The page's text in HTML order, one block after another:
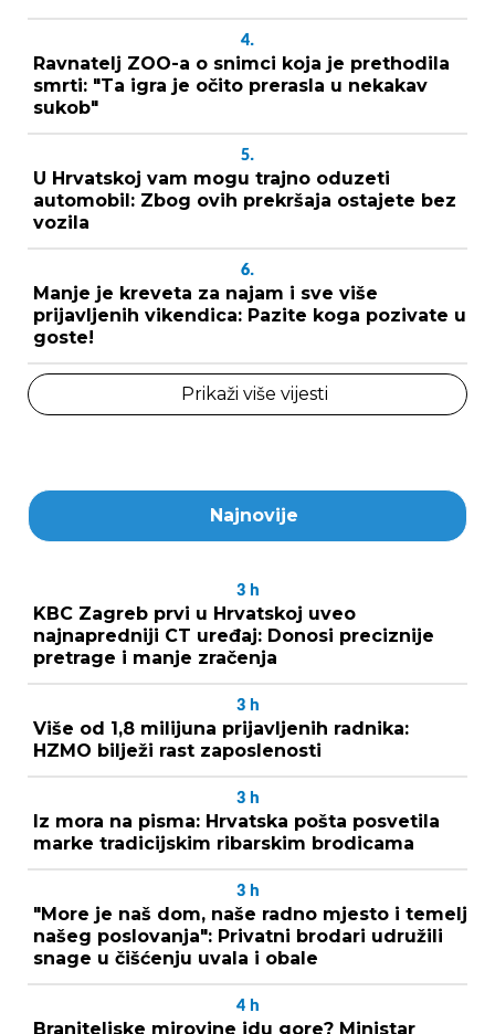
4.
Ravnatelj ZOO-a o snimci koja je prethodila
smrti: "Ta igra je očito prerasla u nekakav
sukob"
5.
U Hrvatskoj vam mogu trajno oduzeti
automobil: Zbog ovih prekršaja ostajete bez
vozila
6.
Manje je kreveta za najam i sve više
prijavljenih vikendica: Pazite koga pozivate u
goste!
Prikaži više vijesti
Najnovije
3 h
KBC Zagreb prvi u Hrvatskoj uveo
najnapredniji CT uređaj: Donosi preciznije
pretrage i manje zračenja
3 h
Više od 1,8 milijuna prijavljenih radnika:
HZMO bilježi rast zaposlenosti
3 h
Iz mora na pisma: Hrvatska pošta posvetila
marke tradicijskim ribarskim brodicama
3 h
"More je naš dom, naše radno mjesto i temelj
našeg poslovanja": Privatni brodari udružili
snage u čišćenju uvala i obale
4 h
Braniteljske mirovine idu gore? Ministar